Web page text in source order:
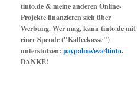
tinto.de & meine anderen Online-
Projekte finanzieren sich über
Werbung. Wer mag, kann tinto.de mit
einer Spende ("Kaffeekasse")
unterstützen: paypalme/eva4tinto.
DANKE!